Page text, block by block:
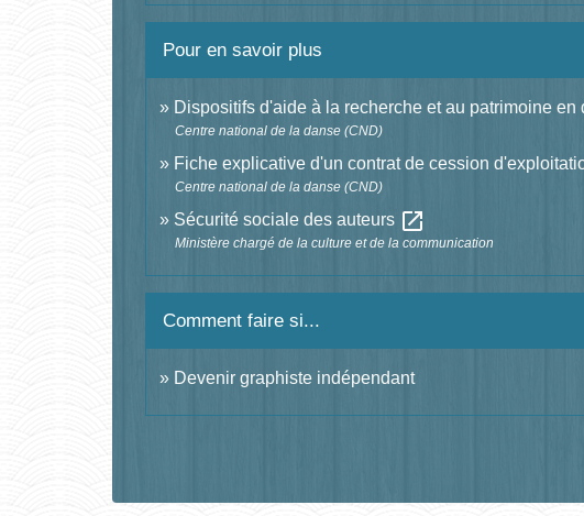
Pour en savoir plus
Dispositifs d'aide à la recherche et au patrimoine en
Centre national de la danse (CND)
Fiche explicative d'un contrat de cession
Centre national de la danse (CND)
Sécurité sociale des auteurs open_in_new
Ministère chargé de la culture et de la communication
Comment faire si...
Devenir graphiste indépendant